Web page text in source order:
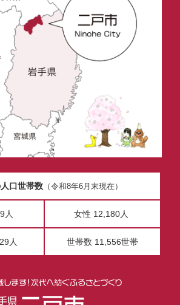
口世帯数（令和8年6月末現在）
人 女性 12,180人
人 世帯数 11,556世帯